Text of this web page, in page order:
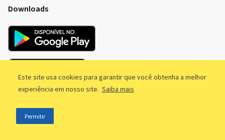
Este site usa cookies para garantir que você obtenha a melhor
experiência em nosso site. Saiba mais
Permitir
Downloads